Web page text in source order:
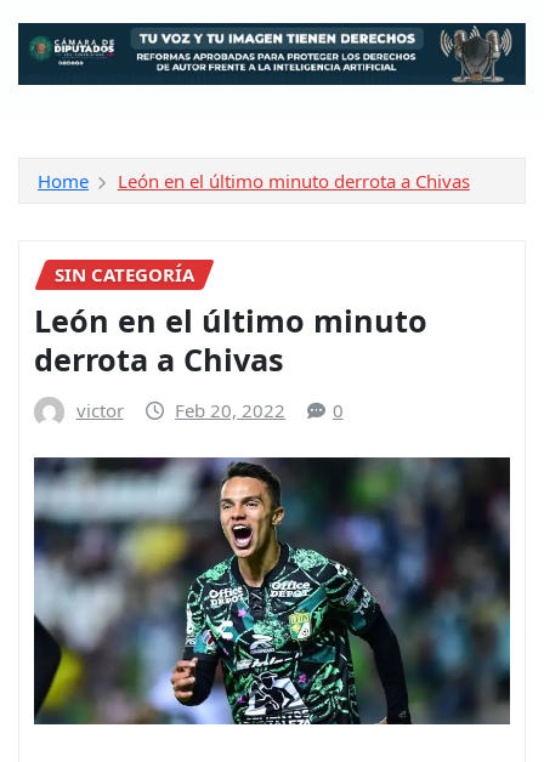
Home León en el último minuto derrota a Chivas
SIN CATEGORÍA
León en el último minuto
derrota a Chivas
victor Feb 20, 2022 0